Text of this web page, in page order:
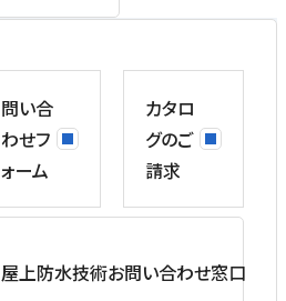
問い合
わせフ
ォーム
カタロ
グのご
請求
屋上防水技術お問い合わせ窓口